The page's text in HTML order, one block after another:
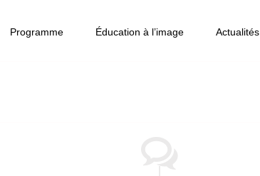
Programme Éducation à l’image Actualités